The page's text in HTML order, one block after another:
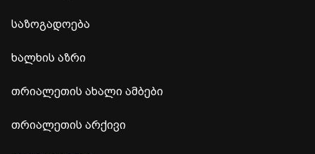
საზოგადოება
ხალხის აზრი
თრიალეთის ახალი ამბები
თრიალეთის არქივი